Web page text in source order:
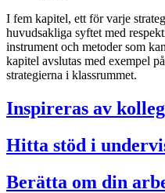
I fem kapitel, ett för varje
huvudsakliga syftet med
instrument och metoder som
kapitel avslutas med exempel
strategierna i klassrummet.
Inspireras av
Hitta stöd i
Berätta om din